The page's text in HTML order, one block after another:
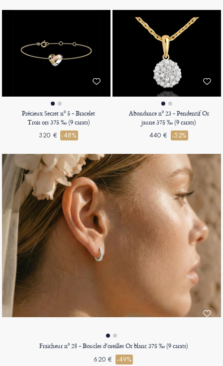
Précieux Secret nº 5 - Bracelet
Trois ors 375 ‰ (9 carats)
320 € -48%
Abondance nº 23 - Pendentif Or
jaune 375 ‰ (9 carats)
440 € -52%
Fraicheur nº 28 - Boucles d'oreilles Or blanc 375 ‰ (9 carats)
620 € -49%